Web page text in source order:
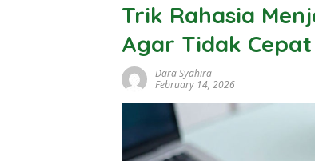
Trik Rahasia
Agar Tidak
Dara Syahira
February 14, 2026